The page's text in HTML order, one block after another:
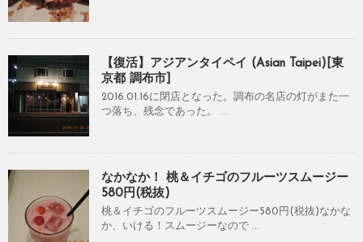
【復活】アジアンタイペイ (Asian Taipei)[東
京都 調布市]
2016.01.16に閉店となった。調布の名店の灯がまた一
つ落ち、残念であった。 ...
なかなか！ 桃＆イチゴのフルーツスムージー
580円(税抜)
桃＆イチゴのフルーツスムージー580円(税抜)なかな
か、いける！スムージーなので ...